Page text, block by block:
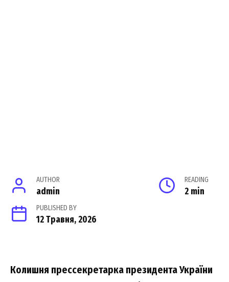
AUTHOR
admin
READING
2 min
PUBLISHED BY
12 Травня, 2026
Колишня прессекретарка президента України